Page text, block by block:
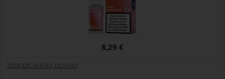
8,29 €
zobraziť vsetky novinky